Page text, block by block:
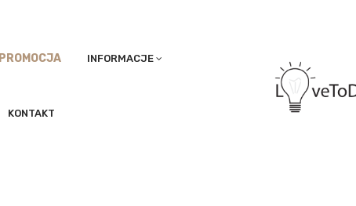
PROMOCJA INFORMACJE
KONTAKT